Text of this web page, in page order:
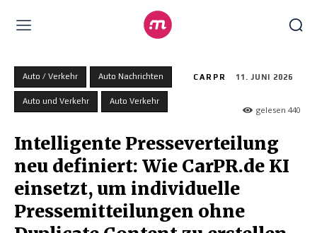
Auto / Verkehr Auto Nachrichten
Auto und Verkehr Auto Verkehr
CARPR 11. JUNI 2026
gelesen440
Intelligente Presseverteilung
neu definiert: Wie CarPR.de KI
einsetzt, um individuelle
Pressemitteilungen ohne